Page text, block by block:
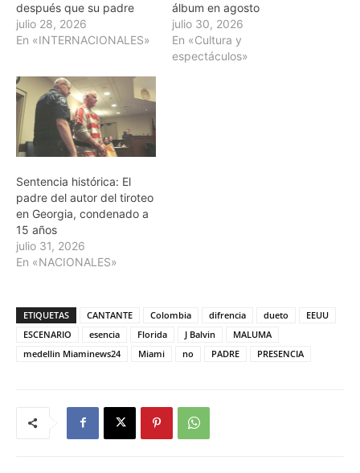
después que su padre
julio 28, 2026
En «INTERNACIONALES»
álbum en agosto
julio 30, 2026
En «Cultura y
espectáculos»
Sentencia histórica: El
padre del autor del tiroteo
en Georgia, condenado a
15 años
julio 31, 2026
En «NACIONALES»
ETIQUETAS CANTANTE Colombia difrencia dueto
EEUU
ESCENARIO
esencia Florida J Balvin
MALUMA
medellin Miaminews24
Miami no PADRE PRESENCIA